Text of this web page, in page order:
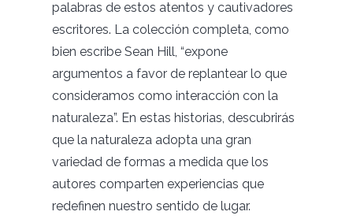
palabras de estos atentos y cautivadores
escritores. La colección completa, como
bien escribe Sean Hill, “expone
argumentos a favor de replantear lo que
consideramos como interacción con la
naturaleza”. En estas historias, descubrirás
que la naturaleza adopta una gran
variedad de formas a medida que los
autores comparten experiencias que
redefinen nuestro sentido de lugar.